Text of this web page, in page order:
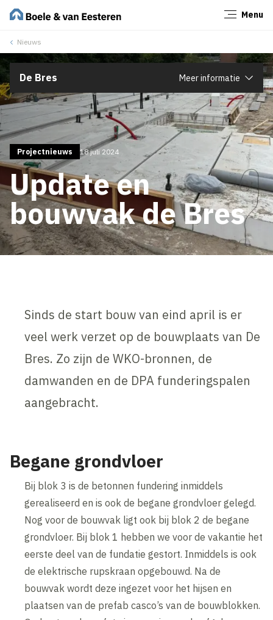
Menu
Nieuws
De Bres Meer informatie
Projectnieuws 18 juli 2024
Update en
bouwvak de Bres
Sinds de start bouw van eind april is er
veel werk verzet op de bouwplaats van De
Bres. Zo zijn de WKO-bronnen, de
damwanden en de DPA funderingspalen
aangebracht.
Begane grondvloer
Bij blok 3 is de betonnen fundering inmiddels
gerealiseerd en is ook de begane grondvloer gelegd.
Nog voor de bouwvak ligt ook bij blok 2 de begane
grondvloer. Bij blok 1 hebben we voor de vakantie het
eerste deel van de fundatie gestort. Inmiddels is ook
de elektrische rupskraan opgebouwd. Na de
bouwvak wordt deze ingezet voor het hijsen en
plaatsen van de prefab casco’s van de bouwblokken.
Sluiten